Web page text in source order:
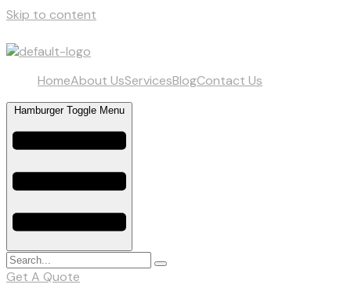
Skip to content
HomeAbout UsServicesBlogContact Us
Hamburger Toggle Menu
Get A Quote